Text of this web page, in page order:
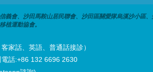
義會、沙田馬鞍山居民聯會、沙田區關愛隊烏溪沙小區
植運動協會。
家話、英語、普通話接診）
話:+86 132 6696 2630